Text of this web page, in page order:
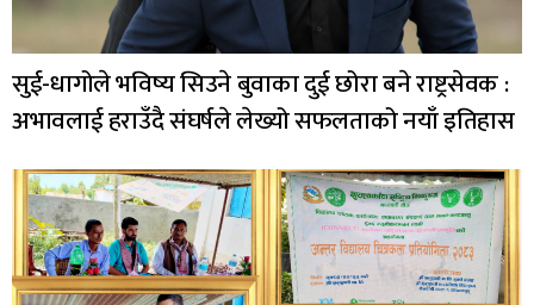
सुई-धागोले भविष्य सिउने बुवाका दुई छोरा बने राष्ट्रसेवक :
अभावलाई हराउँदै संघर्षले लेख्यो सफलताको नयाँ इतिहास